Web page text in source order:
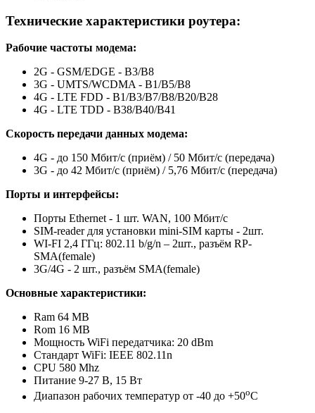
Технические характеристики роутера:
Рабочие частоты модема:
2G - GSM/EDGE - В3/В8
3G - UMTS/WCDMA - B1/B5/B8
4G - LTE FDD - B1/B3/B7/B8/B20/B28
4G - LTE TDD - B38/B40/B41
Скорость передачи данных модема:
4G - до 150 Мбит/с (приём) / 50 Мбит/с (передача)
3G - до 42 Мбит/с (приём) / 5,76 Мбит/с (передача)
Порты и интерфейсы:
Порты Ethernet - 1 шт. WAN, 100 Мбит/с
SIM-reader для установки mini-SIM карты - 2шт.
WI-FI 2,4 ГГц: 802.11 b/g/n – 2шт., разъём RP-
SMA(female)
3G/4G - 2 шт., разъём SMA(female)
Основные характеристики:
Ram 64 MB
Rom 16 MB
Мощность WiFi передатчика: 20 dBm
Стандарт WiFi: IEEE 802.11n
CPU 580 Mhz
Питание 9-27 В, 15 Вт
Диапазон рабочих температур от -40 до +50оС